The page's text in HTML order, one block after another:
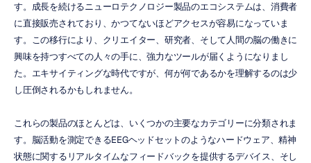
す。成長を続けるニューロテクノロジー製品のエコシステムは、消費者
に直接販売されており、かつてないほどアクセスが容易になっていま
す。この移行により、クリエイター、研究者、そして人間の脳の働きに
興味を持つすべての人々の手に、強力なツールが届くようになりまし
た。エキサイティングな時代ですが、何が何であるかを理解するのは少
し圧倒されるかもしれません。
これらの製品のほとんどは、いくつかの主要なカテゴリーに分類されま
す。脳活動を測定できるEEGヘッドセットのようなハードウェア、精神
状態に関するリアルタイムなフィードバックを提供するデバイス、そし